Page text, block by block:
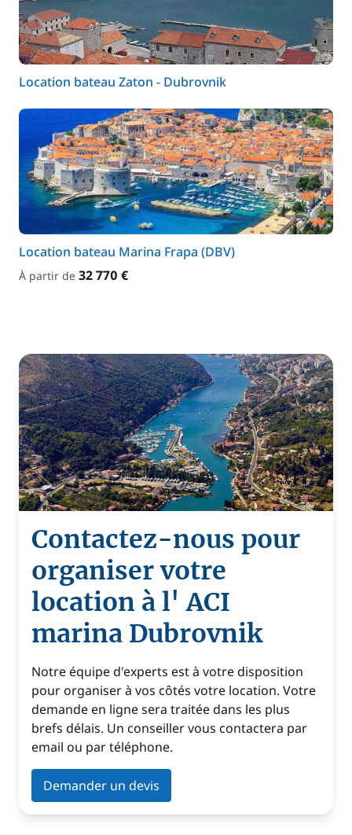
Location bateau Zaton - Dubrovnik
Location bateau Marina Frapa (DBV)
À partir de 32 770 €
Contactez-nous pour
organiser votre
location à l' ACI
marina Dubrovnik
Notre équipe d'experts est à votre disposition
pour organiser à vos côtés votre location. Votre
demande en ligne sera traitée dans les plus
brefs délais. Un conseiller vous contactera par
email ou par téléphone.
Demander un devis